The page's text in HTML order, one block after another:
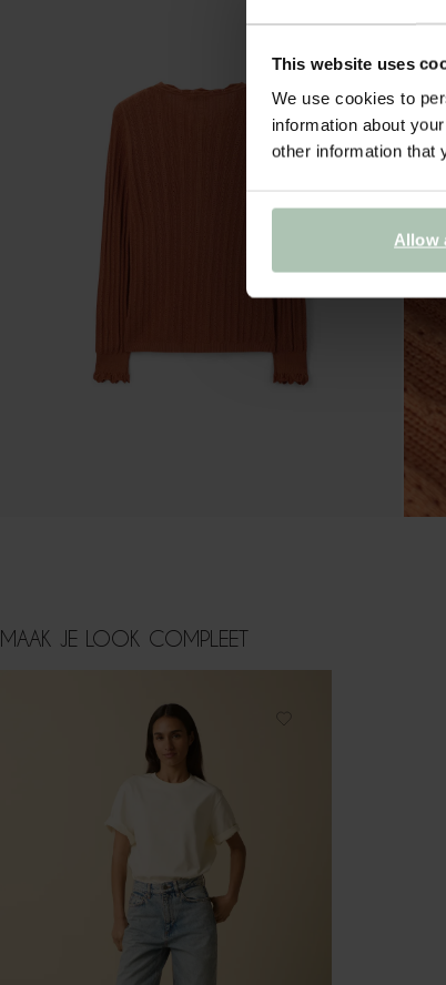
This website uses
We use cookies to
information about
other information that
Allow
MAAK JE LOOK COMPLEET